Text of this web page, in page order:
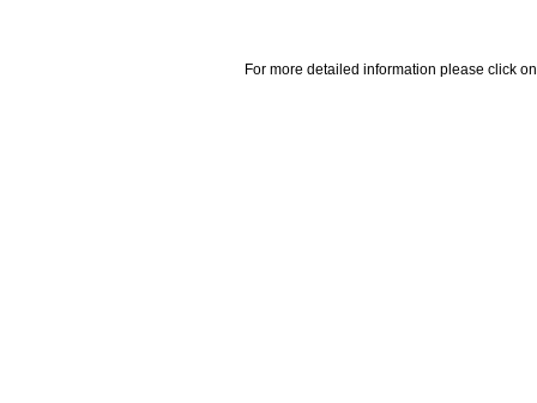
For more detailed information please click